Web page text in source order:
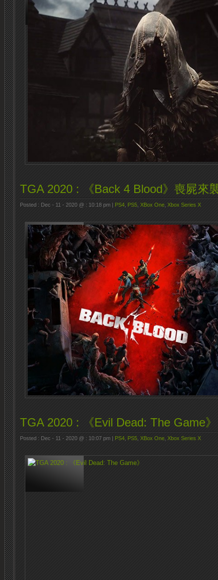
TGA 2020 : 《Back 4 Blood》喪屍來
Posted : Dec - 11 - 2020 @ : 10:18 pm | PS4 PS5 XBox One Xbox Series X
TGA 2020 : 《Evil Dead: The Game》
Posted : Dec - 11 - 2020 @ : 10:07 pm | PS4 PS5 XBox One Xbox Series X